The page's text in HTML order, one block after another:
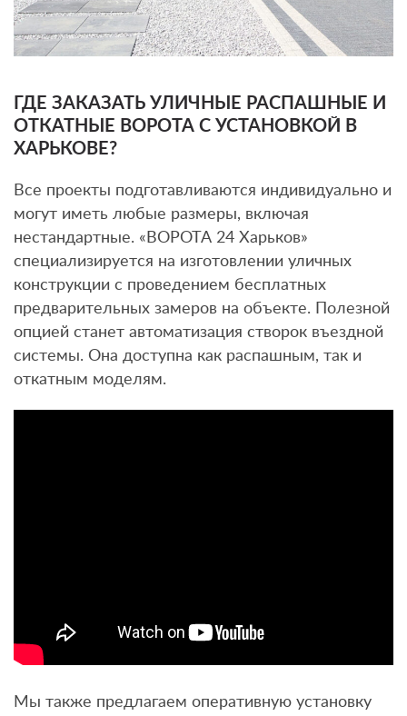
ГДЕ ЗАКАЗАТЬ УЛИЧНЫЕ РАСПАШНЫЕ И
ОТКАТНЫЕ ВОРОТА С УСТАНОВКОЙ В
ХАРЬКОВЕ?
Все проекты подготавливаются индивидуально и
могут иметь любые размеры, включая
нестандартные. «ВОРОТА 24 Харьков»
специализируется на изготовлении уличных
конструкции с проведением бесплатных
предварительных замеров на объекте. Полезной
опцией станет автоматизация створок въездной
системы. Она доступна как распашным, так и
откатным моделям.
Мы также предлагаем оперативную установку